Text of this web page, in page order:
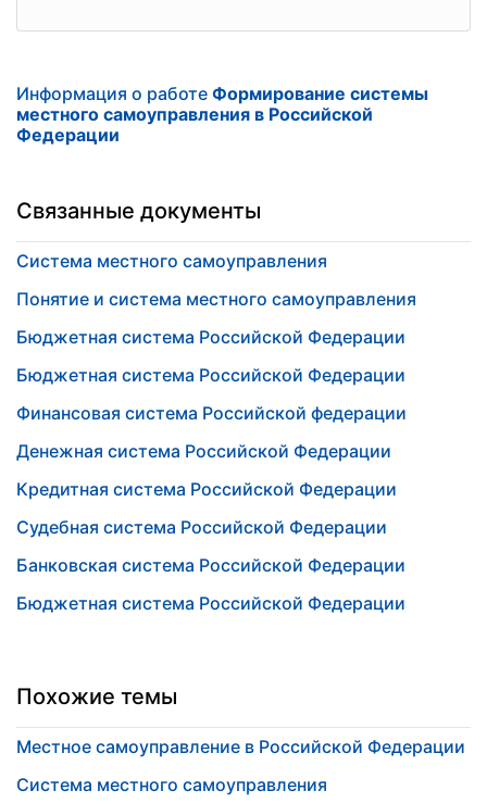
Информация о работе Формирование системы
местного самоуправления в Российской
Федерации
Связанные документы
Система местного самоуправления
Понятие и система местного самоуправления
Бюджетная система Российской Федерации
Бюджетная система Российской Федерации
Финансовая система Российской федерации
Денежная система Российской Федерации
Кредитная система Российской Федерации
Судебная система Российской Федерации
Банковская система Российской Федерации
Бюджетная система Российской Федерации
Похожие темы
Местное самоуправление в Российской Федерации
Система местного самоуправления